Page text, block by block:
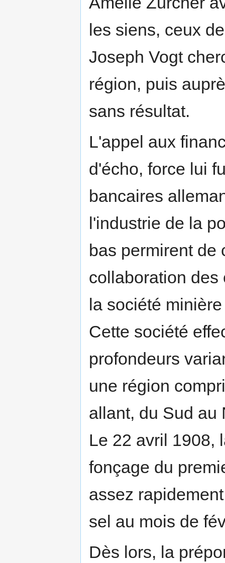
les siens, ceux
Joseph Vogt
région, puis
sans résultat.
L'appel aux
d'écho, force lui
bancaires
l'industrie de la
bas permirent de
collaboration des
la société
Cette société
profondeurs
une région
allant, du Sud au
Le 22 avril 1908,
fonçage du
assez
sel au mois de
Dès lors, la